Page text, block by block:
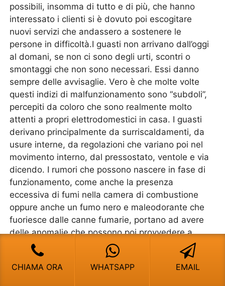
possibili, insomma di tutto e di più, che hanno
interessato i clienti si è dovuto poi escogitare
nuovi servizi che andassero a sostenere le
persone in difficoltà.I guasti non arrivano dall’oggi
al domani, se non ci sono degli urti, scontri o
smontaggi che non sono necessari. Essi danno
sempre delle avvisaglie. Vero è che molte volte
questi indizi di malfunzionamento sono “subdoli”,
percepiti da coloro che sono realmente molto
attenti a propri elettrodomestici in casa. I guasti
derivano principalmente da surriscaldamenti, da
usure interne, da regolazioni che variano poi nel
movimento interno, dal pressostato, ventole e via
dicendo. I rumori che possono nascere in fase di
funzionamento, come anche la presenza
eccessiva di fumi nella camera di combustione
oppure anche un fumo nero e maleodorante che
fuoriesce dalle canne fumarie, portano ad avere
delle anomalie che possono poi provvedere a
creare dei malfunzionamenti e poi dei guasti molto
gravi.Allora invece di aspettare, andiamo a
richiedere un’
Assistenza Caldaie Ferroli San Siro
CHIAMA ORA WHATSAPP EMAIL